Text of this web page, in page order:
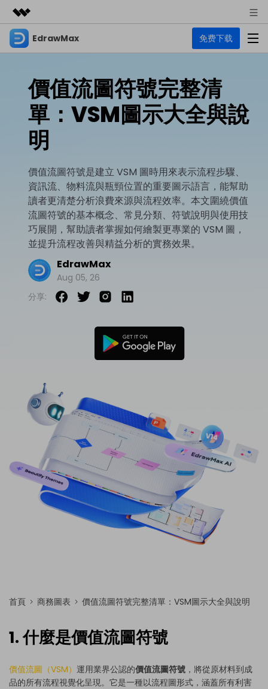
精選產品
實用工具
解決方案
關於我們
新聞中心
EdrawMax 免费下载
EdrawMax
多合一圖表軟體
EdrawMind
心智圖與腦力激盪工具
EdrawProj
圖表
商業用途
流程圖
技術用途
UML
設計用途
平面圖
其他用途
Visio替代方案
所有圖表類型>>
EdrawMax 社區
文章内容
各種商務圖表範例 >
熱門話題
免費可編輯家族樹範例 >
支援
教程
EdrawMax 教程 > EdrawMind 教程 >
支援中心
支援中心 >
商業
EdrawMax EdrawMind
立即購買
價值流圖符號完整清
單：VSM圖示大全與說
明
價值流圖符號是建立 VSM 圖時用來表示流程步驟、
資訊流、物料流與瓶頸位置的重要圖示語言，能幫助
讀者更清楚分析浪費來源與流程效率。本文圍繞價值
流圖符號的基本概念、常見分類、符號說明與使用技
巧展開，幫助讀者掌握如何繪製更專業的 VSM 圖，
並提升流程改善與精益分析的實務效果。
EdrawMax
Aug 05, 26
分享:
首頁 商務圖表 價值流圖符號完整清單：VSM圖示大全與說明
1. 什麼是價值流圖符號
價值流圖（VSM） 運用業界公認的價值流圖符號 ，將從原材料到成
品的所有流程視覺化呈現。它是一種以流程圖形式，涵蓋所有利害